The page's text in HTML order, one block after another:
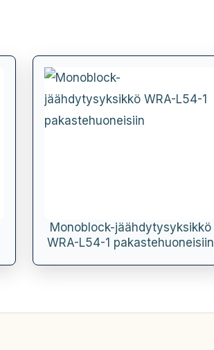
Monoblock-jäähdytysyksikkö
WRA-L54-1 pakastehuoneisiin